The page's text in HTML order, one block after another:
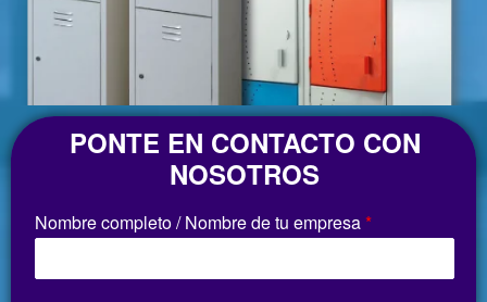
PONTE EN CONTACTO CON
NOSOTROS
Nombre completo / Nombre de tu empresa*